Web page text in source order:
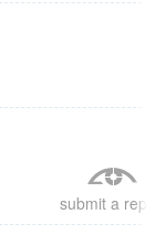
submit a